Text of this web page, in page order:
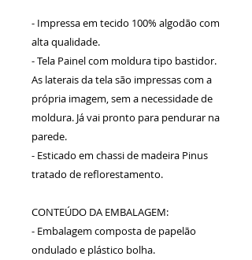
- Impressa em tecido 100% algodão com
alta qualidade.
- Tela Painel com moldura tipo bastidor.
As laterais da tela são impressas com a
própria imagem, sem a necessidade de
moldura. Já vai pronto para pendurar na
parede.
- Esticado em chassi de madeira Pinus
tratado de reflorestamento.
CONTEÚDO DA EMBALAGEM:
- Embalagem composta de papelão
ondulado e plástico bolha.